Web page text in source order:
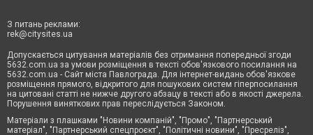
З питань реклами:
rek@citysites.ua
Допускається цитування матеріалів без отримання попередньої згоди
5632.com.ua за умови розміщення в тексті обов'язкового посилання на
5632.com.ua - Сайт міста Павлограда. Для інтернет-видань обов'язкове
розміщення прямого, відкритого для пошукових систем гіперпосилання
на цитовані статті не нижче другого абзацу в тексті або в якості джерела.
Порушення виняткових прав переслідується Законом.
Матеріали з плашками "Новини компаній", "Промо", "Партнерський
матеріал", "Партнерський спецпроєкт", "Політичні новини", "Пресреліз",